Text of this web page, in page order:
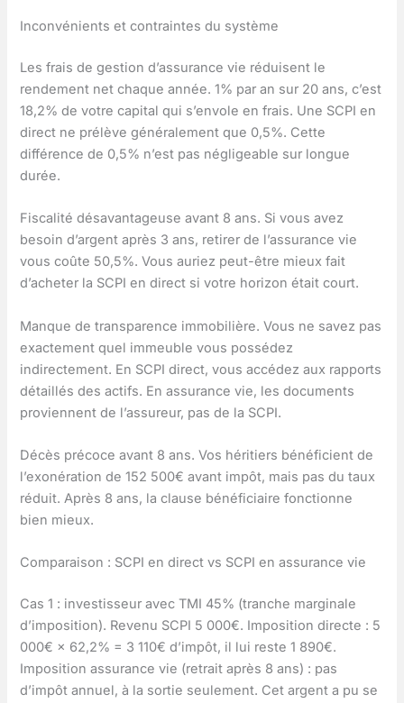
Inconvénients et contraintes du système
Les frais de gestion d’assurance vie réduisent le
rendement net chaque année. 1% par an sur 20 ans, c’est
18,2% de votre capital qui s’envole en frais. Une SCPI en
direct ne prélève généralement que 0,5%. Cette
différence de 0,5% n’est pas négligeable sur longue
durée.
Fiscalité désavantageuse avant 8 ans. Si vous avez
besoin d’argent après 3 ans, retirer de l’assurance vie
vous coûte 50,5%. Vous auriez peut-être mieux fait
d’acheter la SCPI en direct si votre horizon était court.
Manque de transparence immobilière. Vous ne savez pas
exactement quel immeuble vous possédez
indirectement. En SCPI direct, vous accédez aux rapports
détaillés des actifs. En assurance vie, les documents
proviennent de l’assureur, pas de la SCPI.
Décès précoce avant 8 ans. Vos héritiers bénéficient de
l’exonération de 152 500€ avant impôt, mais pas du taux
réduit. Après 8 ans, la clause bénéficiaire fonctionne
bien mieux.
Comparaison : SCPI en direct vs SCPI en assurance vie
Cas 1 : investisseur avec TMI 45% (tranche marginale
d’imposition). Revenu SCPI 5 000€. Imposition directe : 5
000€ × 62,2% = 3 110€ d’impôt, il lui reste 1 890€.
Imposition assurance vie (retrait après 8 ans) : pas
d’impôt annuel, à la sortie seulement. Cet argent a pu se